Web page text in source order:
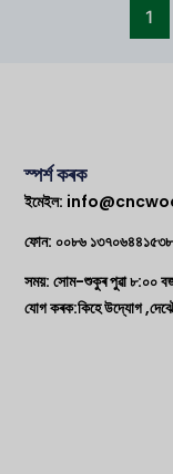
1
স্পৰ্শ কৰক
ইমেইল:
ফোন: ০০৮৬ ১৩৭০৬৪৪১৫৩৮
সময়: সোম-শুকুৰ পুৱা ৮:০০
যোগ কৰক:কিহে উদ্যোগ